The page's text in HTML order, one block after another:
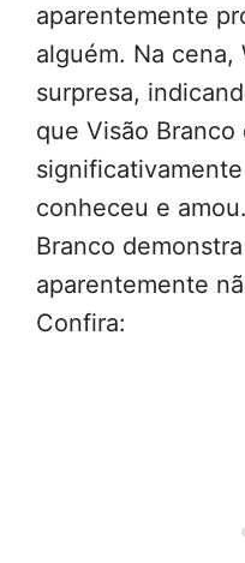
aparentemente
alguém. Na cena,
surpresa,
que Visão Branco
conheceu e
Branco
aparentemente
Confira: